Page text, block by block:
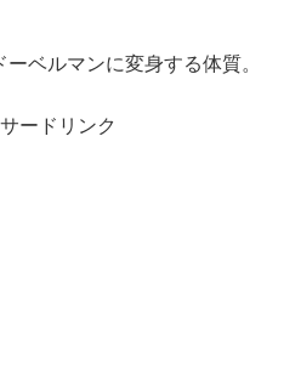
ベルマンに変身する体質。
ードリンク